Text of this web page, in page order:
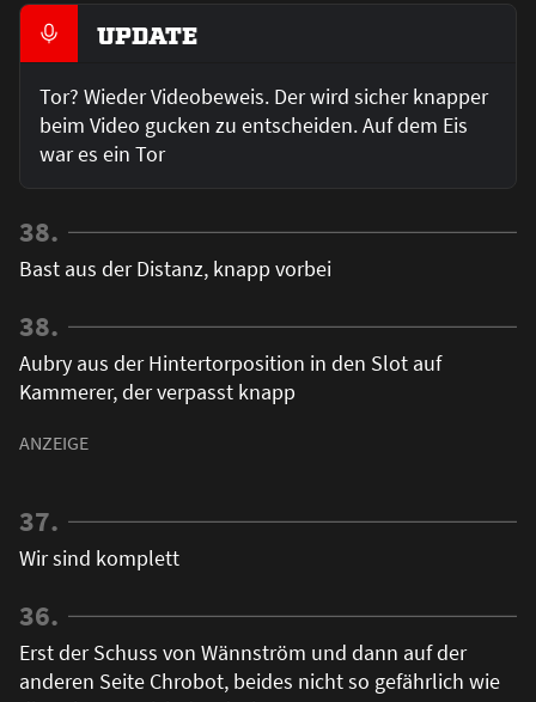
UPDATE
Tor? Wieder Videobeweis. Der wird sicher knapper
beim Video gucken zu entscheiden. Auf dem Eis
war es ein Tor
38.
Bast aus der Distanz, knapp vorbei
38.
Aubry aus der Hintertorposition in den Slot auf
Kammerer, der verpasst knapp
37.
Wir sind komplett
36.
Erst der Schuss von Wännström und dann auf der
anderen Seite Chrobot, beides nicht so gefährlich wie